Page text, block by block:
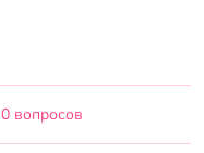
0 вопросов